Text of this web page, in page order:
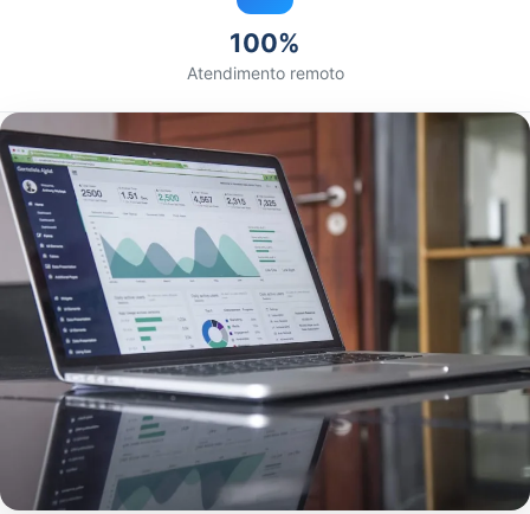
100%
Atendimento remoto